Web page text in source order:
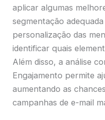
aplicar algumas
segmentação
personalização das
identificar quais
Além disso, a análise
Engajamento permite
aumentando as
campanhas de e-mail